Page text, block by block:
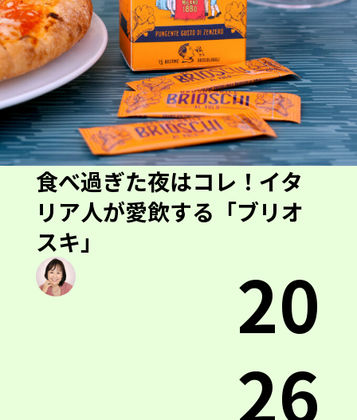
食べ過ぎた夜はコレ！イタ
リア人が愛飲する「ブリオ
スキ」
20
26